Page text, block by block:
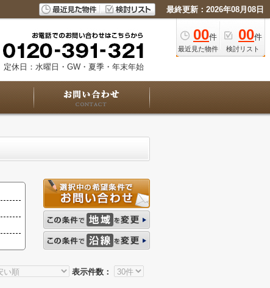
最終更新：2026年08月08日
00件
最近見た物件
00件
検討リスト
定休日：水曜日・GW・夏季・年末年始
表示件数：